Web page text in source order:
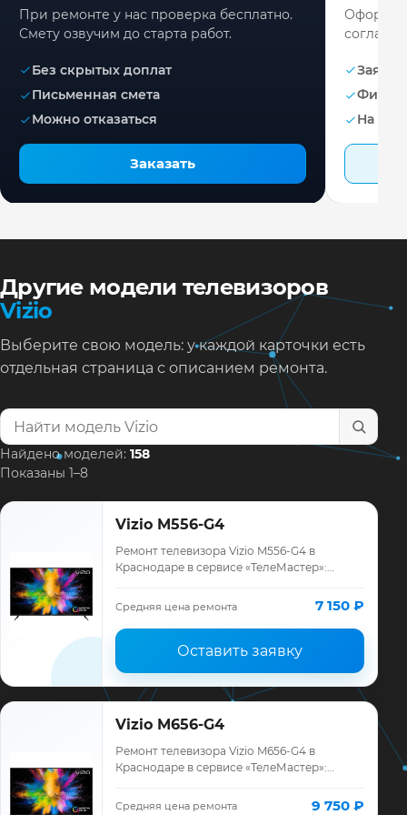
При ремонте у нас проверка бесплатно.
Смету озвучим до старта работ.
Без скрытых доплат
Письменная смета
Можно отказаться
Заказать
Заявка
На
Другие модели телевизоров
Vizio
Выберите свою модель: у каждой карточки есть
отдельная страница с описанием ремонта.
Найти модель телевизора
Найдено моделей: 158
Показаны 1–8
Vizio M556-G4
Ремонт телевизора Vizio M556-G4 в
Краснодаре в сервисе «ТелеМастер»:
ремонта, запчасти и гарантия до 12
месяцев.
Средняя цена ремонта 7 150 ₽
Оставить заявку
Vizio M656-G4
Ремонт телевизора Vizio M656-G4 в
Краснодаре в сервисе «ТелеМастер»:
ремонта, запчасти и гарантия до 12
Средняя цена ремонта 9 750 ₽